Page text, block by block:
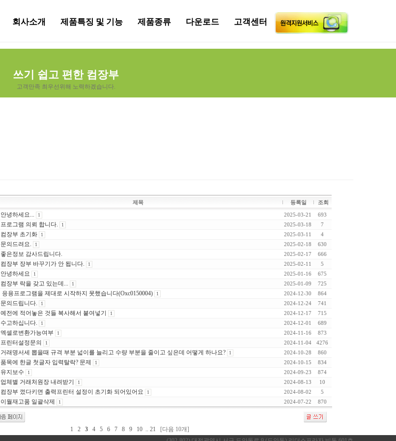
회사소개 제품특징 및 기능 제품종류 다운로드 고객센터
쓰기 쉽고 편한 컴장부
고객만족 최우선위해 노력하겠습니다.
제목 등록일 조회
안녕하세요... 1 2025-03-21
693
프로그램 의뢰 합니다. 1 2025-03-18
7
컴장부 초기화 1 2025-03-11
4
문의드려요. 1 2025-02-18
630
좋은정보 감사드립니다. 2025-02-17
666
컴장부 장부 바꾸기가 안 됩니다. 1 2025-02-11
5
안녕하세요 1 2025-01-16
675
컴장부 락을 갖고 있는데... 1 2025-01-09
725
응용프로그램을 제대로 시작하지 못했습니다(Oxc0150004) 1 2024-12-30
864
문의드립니다. 1 2024-12-24
741
예전에 적어놓은 것들 복사해서 붙여넣기 1 2024-12-17
715
수고하십니다. 1 2024-12-01
689
엑셀로변환가능여부 1 2024-11-16
873
프린터설정문의 1 2024-11-04
4276
거래명서세 뽑을때 규격 부분 넓이를 늘리고 수량 부분을 줄이고 싶은데 어떻게 하나요? 1 2024-10-28
860
품목에 한글 첫글자 입력탈락? 문제 1 2024-10-15
834
유지보수 1 2024-09-23
874
업체별 거래처원장 내려받기 1 2024-08-13
10
컴장부 껐다키면 출력프린터 설정이 초기화 되어있어요 1 2024-08-02
5
이월재고품 일괄삭제 1 2024-07-22 870
1 2 3 4 5 6 7 8 9 10 .. 21
[다음 10개]